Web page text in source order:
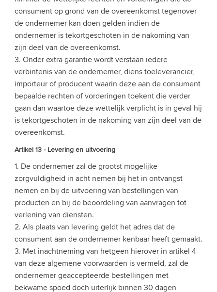
consument op grond van de overeenkomst tegenover
de ondernemer kan doen gelden indien de
ondernemer is tekortgeschoten in de nakoming van
zijn deel van de overeenkomst.
3. Onder extra garantie wordt verstaan iedere
verbintenis van de ondernemer, diens toeleverancier,
importeur of producent waarin deze aan de consument
bepaalde rechten of vorderingen toekent die verder
gaan dan waartoe deze wettelijk verplicht is in geval hij
is tekortgeschoten in de nakoming van zijn deel van de
overeenkomst.
Artikel 13 - Levering en uitvoering
1. De ondernemer zal de grootst mogelijke
zorgvuldigheid in acht nemen bij het in ontvangst
nemen en bij de uitvoering van bestellingen van
producten en bij de beoordeling van aanvragen tot
verlening van diensten.
2. Als plaats van levering geldt het adres dat de
consument aan de ondernemer kenbaar heeft gemaakt.
3. Met inachtneming van hetgeen hierover in artikel 4
van deze algemene voorwaarden is vermeld, zal de
ondernemer geaccepteerde bestellingen met
bekwame spoed doch uiterlijk binnen 30 dagen